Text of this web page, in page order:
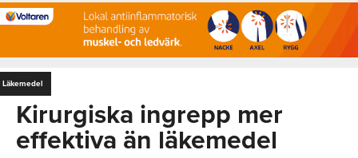
Läkemedel
Kirurgiska ingrepp mer
effektiva än läkemedel